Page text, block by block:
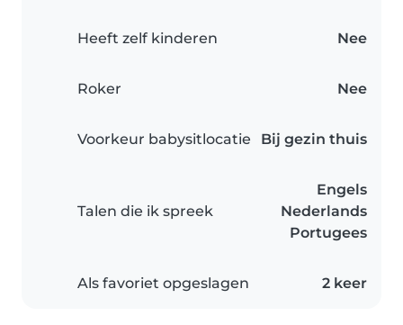
Heeft zelf kinderen Nee
Roker Nee
Voorkeur babysitlocatie Bij gezin thuis
Talen die ik spreek
Engels
Nederlands
Portugees
Als favoriet opgeslagen 2 keer